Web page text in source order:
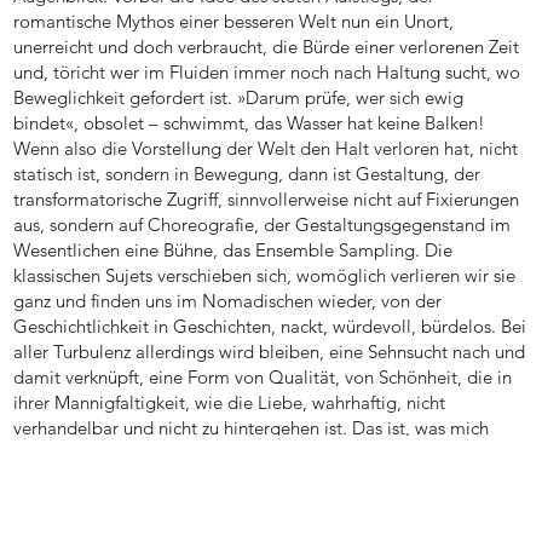
romantische Mythos einer besseren Welt nun ein Unort,
unerreicht und doch verbraucht, die Bürde einer verlorenen Zeit
und, töricht wer im Fluiden immer noch nach Haltung sucht, wo
Beweglichkeit gefordert ist. »Darum prüfe, wer sich ewig
bindet«, obsolet – schwimmt, das Wasser hat keine Balken!
Wenn also die Vorstellung der Welt den Halt verloren hat, nicht
statisch ist, sondern in Bewegung, dann ist Gestaltung, der
transformatorische Zugriff, sinnvollerweise nicht auf Fixierungen
aus, sondern auf Choreografie, der Gestaltungsgegenstand im
Wesentlichen eine Bühne, das Ensemble Sampling. Die
klassischen Sujets verschieben sich, womöglich verlieren wir sie
ganz und finden uns im Nomadischen wieder, von der
Geschichtlichkeit in Geschichten, nackt, würdevoll, bürdelos. Bei
aller Turbulenz allerdings wird bleiben, eine Sehnsucht nach und
damit verknüpft, eine Form von Qualität, von Schönheit, die in
ihrer Mannigfaltigkeit, wie die Liebe, wahrhaftig, nicht
verhandelbar und nicht zu hintergehen ist. Das ist, was mich